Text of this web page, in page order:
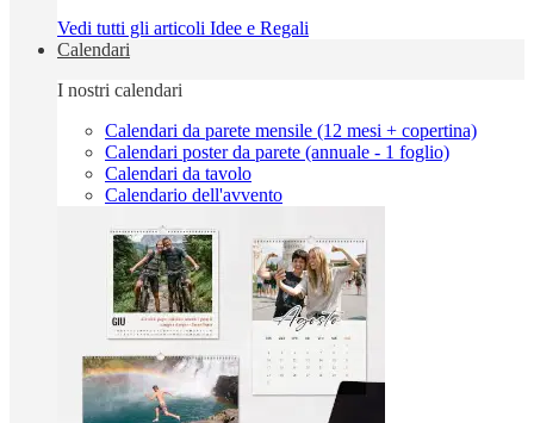
Vedi tutti gli articoli Idee e Regali
Calendari
I nostri calendari
Calendari da parete mensile (12 mesi + copertina)
Calendari poster da parete (annuale - 1 foglio)
Calendari da tavolo
Calendario dell'avvento